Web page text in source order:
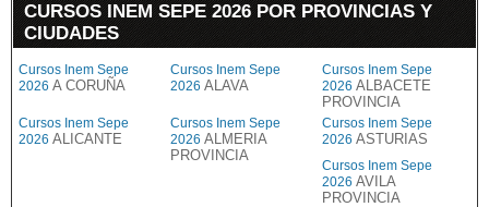
CURSOS INEM SEPE 2026 POR PROVINCIAS Y
CIUDADES
Cursos Inem Sepe
2026 A CORUÑA
Cursos Inem Sepe
2026 ALAVA
Cursos Inem Sepe
2026 ALBACETE
PROVINCIA
Cursos Inem Sepe
2026 ALICANTE
Cursos Inem Sepe
2026 ALMERIA
PROVINCIA
Cursos Inem Sepe
2026 ASTURIAS
Cursos Inem Sepe
2026 AVILA
PROVINCIA